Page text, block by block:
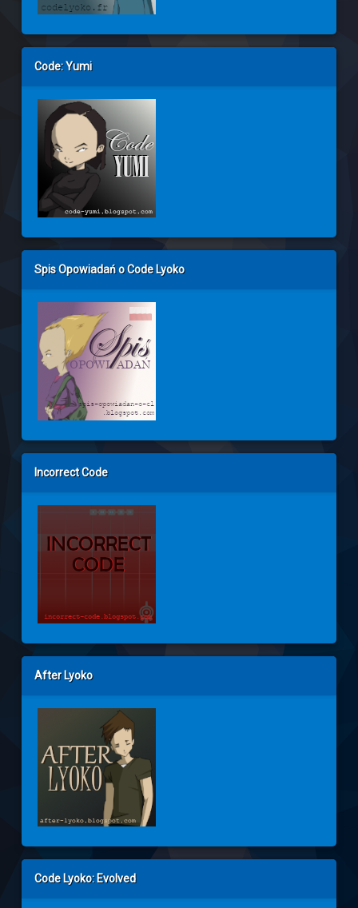
Code: Yumi
Spis Opowiadań o Code Lyoko
Incorrect Code
After Lyoko
Code Lyoko: Evolved